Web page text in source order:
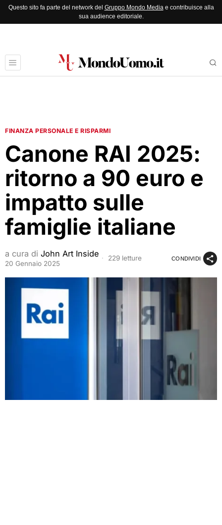
Questo sito fa parte del network del Gruppo Mondo Mediae contribuisce alla
sua audience editoriale.
FINANZA PERSONALE E RISPARMI
Canone RAI 2025:
ritorno a 90 euro e
impatto sulle
famiglie italiane
a cura di John Art Inside
20 Gennaio 2025
229 letture CONDIVIDI